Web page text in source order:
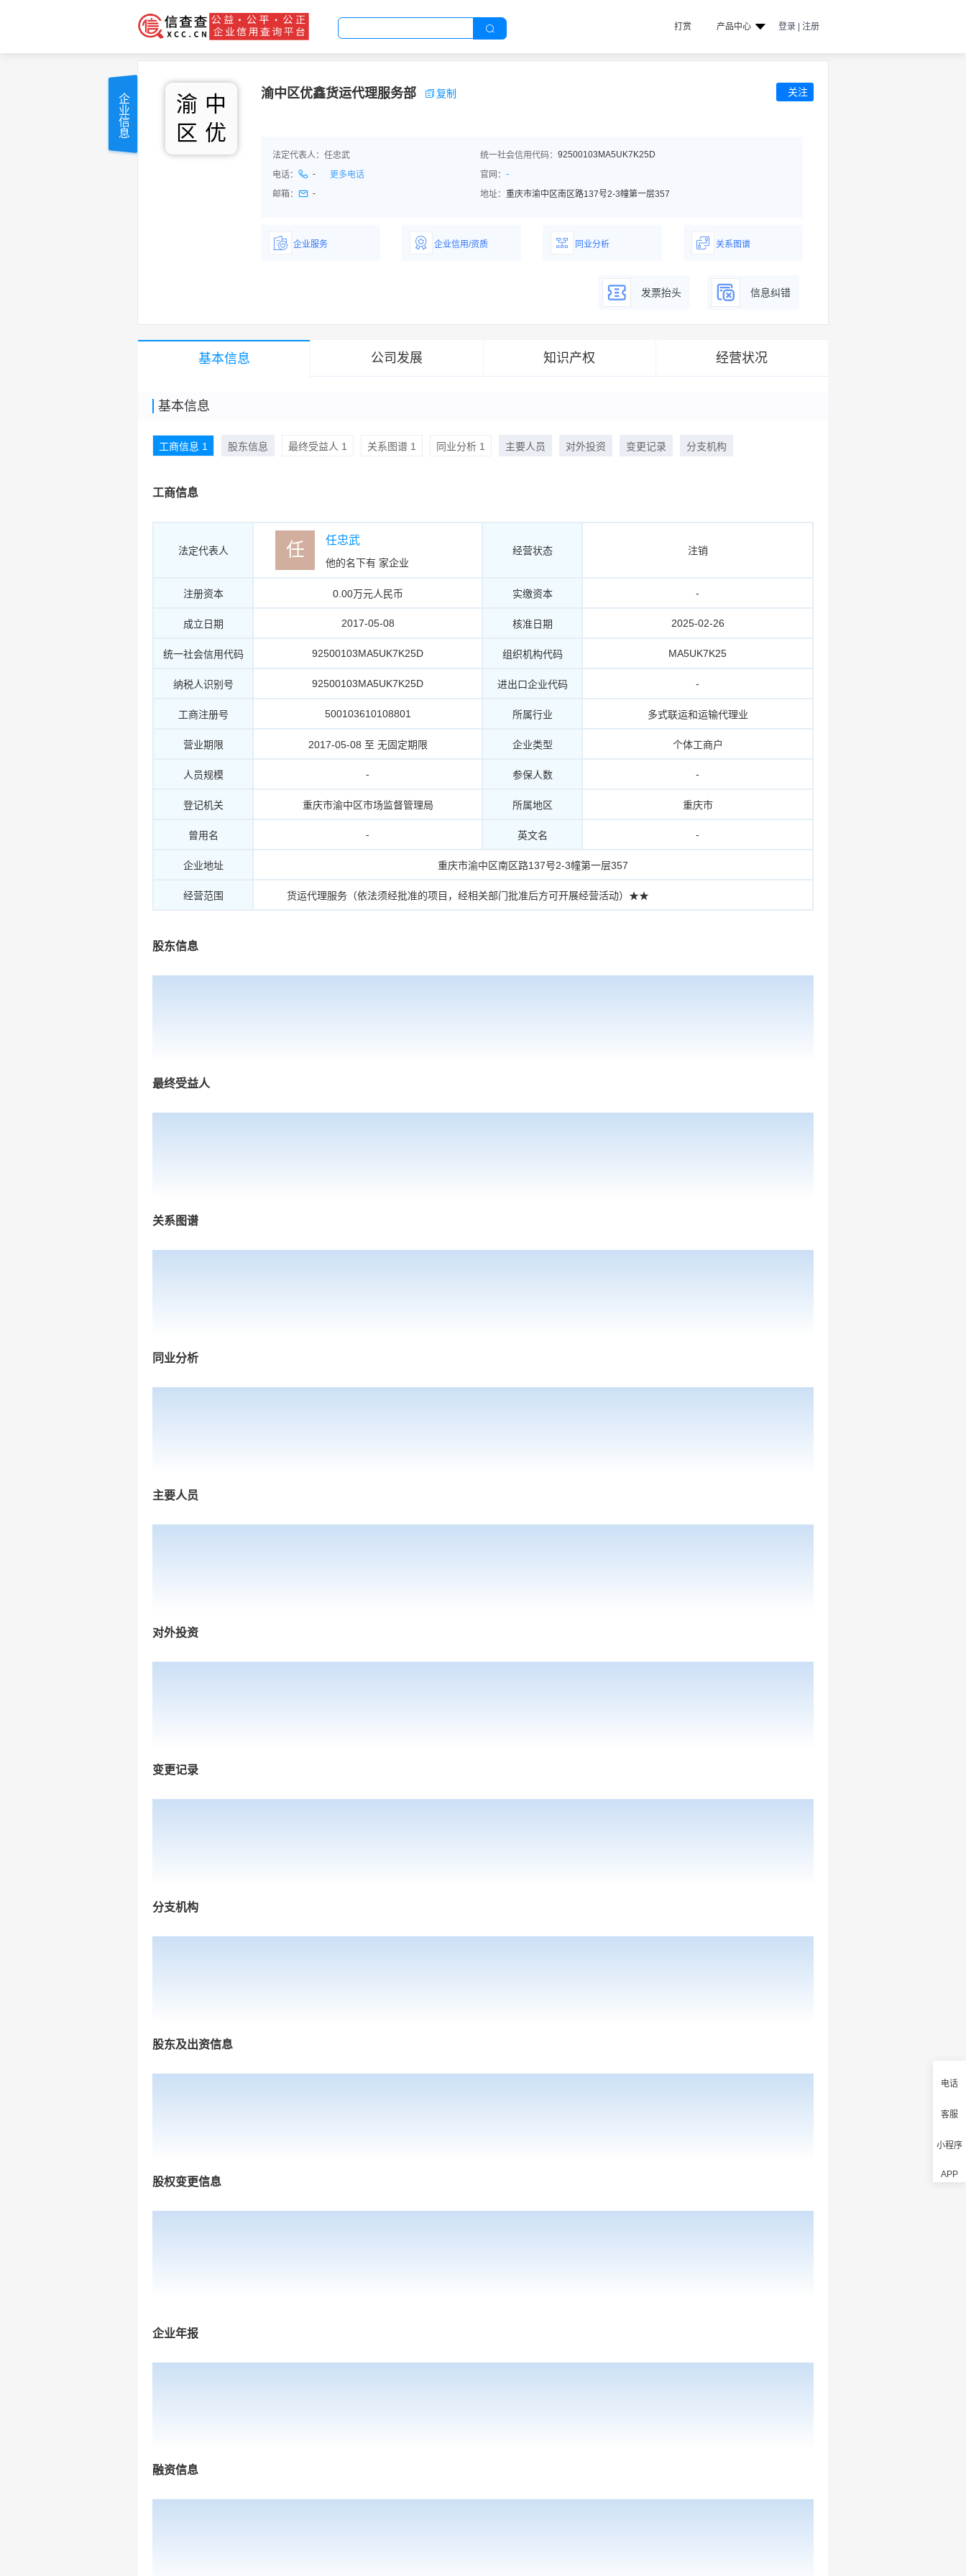
打赏 产品中心 登录 | 注册
渝 中
区 优
渝中区优鑫货运代理服务部 复制 关注
法定代表人：任忠武 统一社会信用代码： 92500103MA5UK7K25D
电话： - 更多电话 官网： -
邮箱： - 地址： 重庆市渝中区南区路137号2-3幢第一层357
企业服务
企业信用/资质
同业分析
关系图谱
发票抬头 信息纠错
企业信息
基本信息 公司发展 知识产权 经营状况
基本信息
工商信息 1 股东信息 最终受益人 1 关系图谱 1 同业分析 1 主要人员 对外投资 变更记录 分支机构
工商信息
法定代表人 任 任忠武
他的名下有 家企业
经营状态 注销
注册资本 0.00万元人民币 实缴资本 -
成立日期 2017-05-08 核准日期 2025-02-26
统一社会信用代码 92500103MA5UK7K25D 组织机构代码 MA5UK7K25
纳税人识别号 92500103MA5UK7K25D 进出口企业代码 -
工商注册号 500103610108801 所属行业 多式联运和运输代理业
营业期限 2017-05-08 至 无固定期限 企业类型 个体工商户
人员规模 - 参保人数 -
登记机关 重庆市渝中区市场监督管理局 所属地区 重庆市
曾用名 - 英文名 -
企业地址 重庆市渝中区南区路137号2-3幢第一层357
经营范围 货运代理服务（依法须经批准的项目，经相关部门批准后方可开展经营活动）★★
股东信息
最终受益人
关系图谱
同业分析
主要人员
对外投资
变更记录
分支机构
股东及出资信息
股权变更信息
企业年报
融资信息
电话
客服
小程序
APP